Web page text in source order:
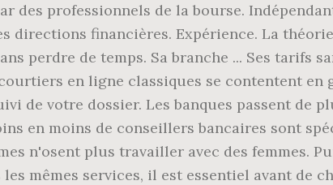
des professionnels de la bourse.
directions financières. Expérience. La
perdre de temps. Sa branche ... Ses tarifs
en ligne classiques se contentent en
de votre dossier. Les banques passent de
en moins de conseillers bancaires sont
n'osent plus travailler avec des femmes.
mêmes services, il est essentiel avant de